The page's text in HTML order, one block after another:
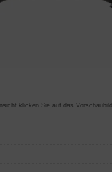
klicken Sie auf das Vorschaubild